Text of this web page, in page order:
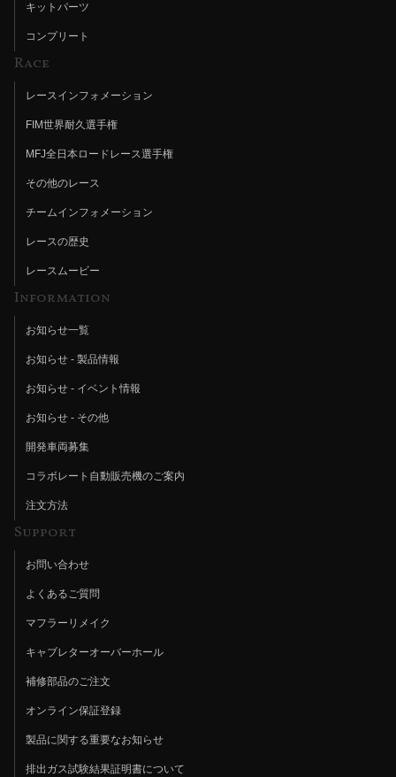
キットパーツ
コンプリート
Race
レースインフォメーション
FIM世界耐久選手権
MFJ全日本ロードレース選手権
その他のレース
チームインフォメーション
レースの歴史
レースムービー
Information
お知らせ一覧
お知らせ - 製品情報
お知らせ - イベント情報
お知らせ - その他
開発車両募集
コラボレート自動販売機のご案内
注文方法
Support
お問い合わせ
よくあるご質問
マフラーリメイク
キャブレターオーバーホール
補修部品のご注文
オンライン保証登録
製品に関する重要なお知らせ
排出ガス試験結果証明書について